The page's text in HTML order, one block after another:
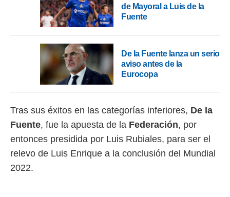
de Mayoral a Luis de la
Fuente
De la Fuente lanza un serio
aviso antes de la
Eurocopa
Tras sus éxitos en las categorías inferiores, De la
Fuente, fue la apuesta de la Federación, por
entonces presidida por Luis Rubiales, para ser el
relevo de Luis Enrique a la conclusión del Mundial
2022.